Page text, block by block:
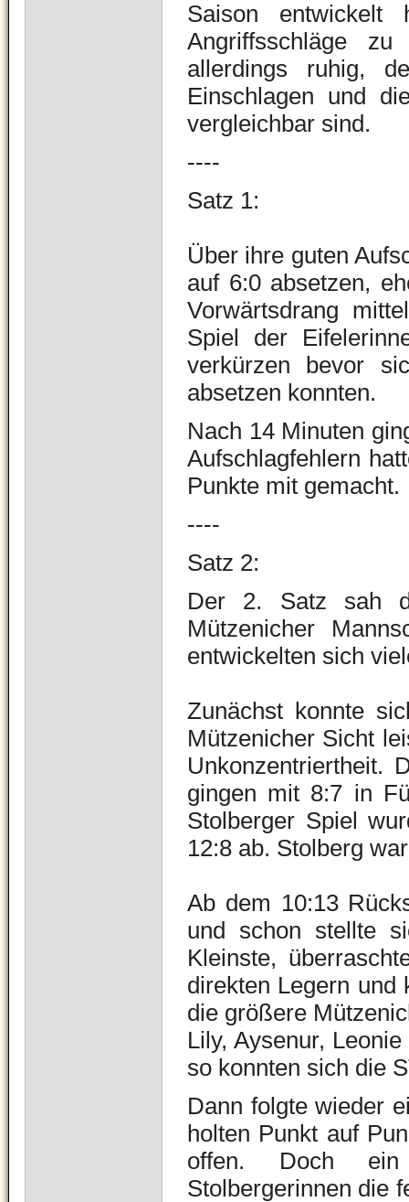
Saison
Angriffsschläge
allerdings ruhig,
Einschlagen und
vergleichbar sind.
----
Satz 1:
Über ihre guten
auf 6:0 absetzen,
Vorwärtsdrang
Spiel der
verkürzen bevor
absetzen konnten.
Nach 14 Minuten
Aufschlagfehlern
Punkte mit gemacht.
----
Satz 2:
Der 2. Satz sah
Mützenicher
entwickelten sich
Zunächst konnte
Mützenicher Sicht
Unkonzentriertheit.
gingen mit 8:7 in
Stolberger Spiel
12:8 ab. Stolberg
Ab dem 10:13
und schon stellte
Kleinste,
direkten Legern und
die größere
Lily, Aysenur,
so konnten sich die
Dann folgte wieder
holten Punkt auf
offen. Doch ein
Stolbergerinnen die